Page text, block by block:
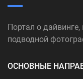
Портал о
подводной
ОСНОВНЫЕ